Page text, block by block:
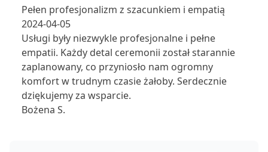
Pełen profesjonalizm z szacunkiem i empatią
2024-04-05
Usługi były niezwykle profesjonalne i pełne
empatii. Każdy detal ceremonii został starannie
zaplanowany, co przyniosło nam ogromny
komfort w trudnym czasie żałoby. Serdecznie
dziękujemy za wsparcie.
Bożena S.